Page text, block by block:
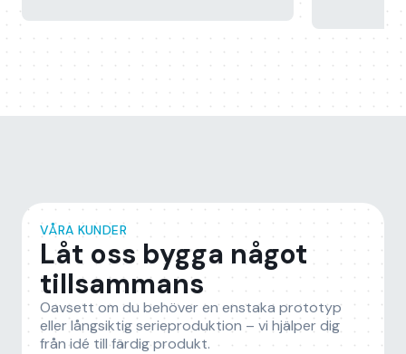
VÅRA KUNDER
Låt oss bygga något
tillsammans
Oavsett om du behöver en enstaka prototyp
eller långsiktig serieproduktion – vi hjälper dig
från idé till färdig produkt.